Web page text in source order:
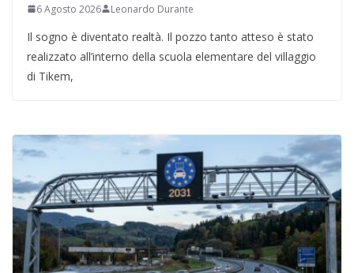
6 Agosto 2026 Leonardo Durante
Il sogno è diventato realtà. Il pozzo tanto atteso è stato
realizzato all’interno della scuola elementare del villaggio
di Tikem,